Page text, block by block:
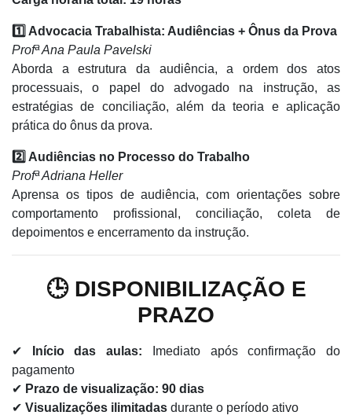
1️⃣ Advocacia Trabalhista: Audiências + Ônus da Prova
Profª Ana Paula Pavelski
Aborda a estrutura da audiência, a ordem dos atos
processuais, o papel do advogado na instrução, as
estratégias de conciliação, além da teoria e aplicação
prática do ônus da prova.
2️⃣ Audiências no Processo do Trabalho
Profª Adriana Heller
Aprensa os tipos de audiência, com orientações sobre
comportamento profissional, conciliação, coleta de
depoimentos e encerramento da instrução.
🕒 DISPONIBILIZAÇÃO E
PRAZO
✔ Início das aulas: Imediato após confirmação do
pagamento
✔ Prazo de visualização: 90 dias
✔ Visualizações ilimitadas durante o período ativo